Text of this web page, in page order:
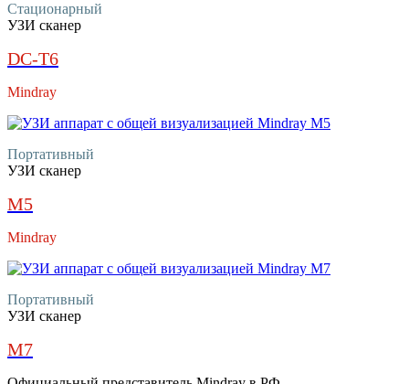
Стационарный
УЗИ сканер
DC-T6
Mindray
Портативный
УЗИ сканер
M5
Mindray
Портативный
УЗИ сканер
M7